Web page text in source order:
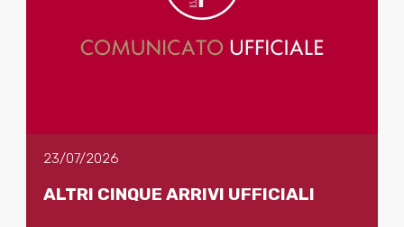
23/07/2026
ALTRI CINQUE ARRIVI UFFICIALI